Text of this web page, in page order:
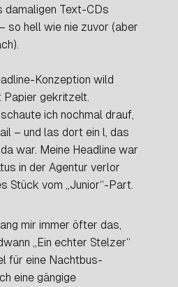
damaligen Text-CDs
so hell wie nie zuvor (aber
Konzeption wild
gekritzelt.
ich nochmal drauf,
– und las dort ein l, das
war. Meine Headline war
in der Agentur verlor
Stück vom „Junior“-Part.
mir immer öfter das,
„Ein echter Stelzer“
für eine Nachtbus-
eine gängige